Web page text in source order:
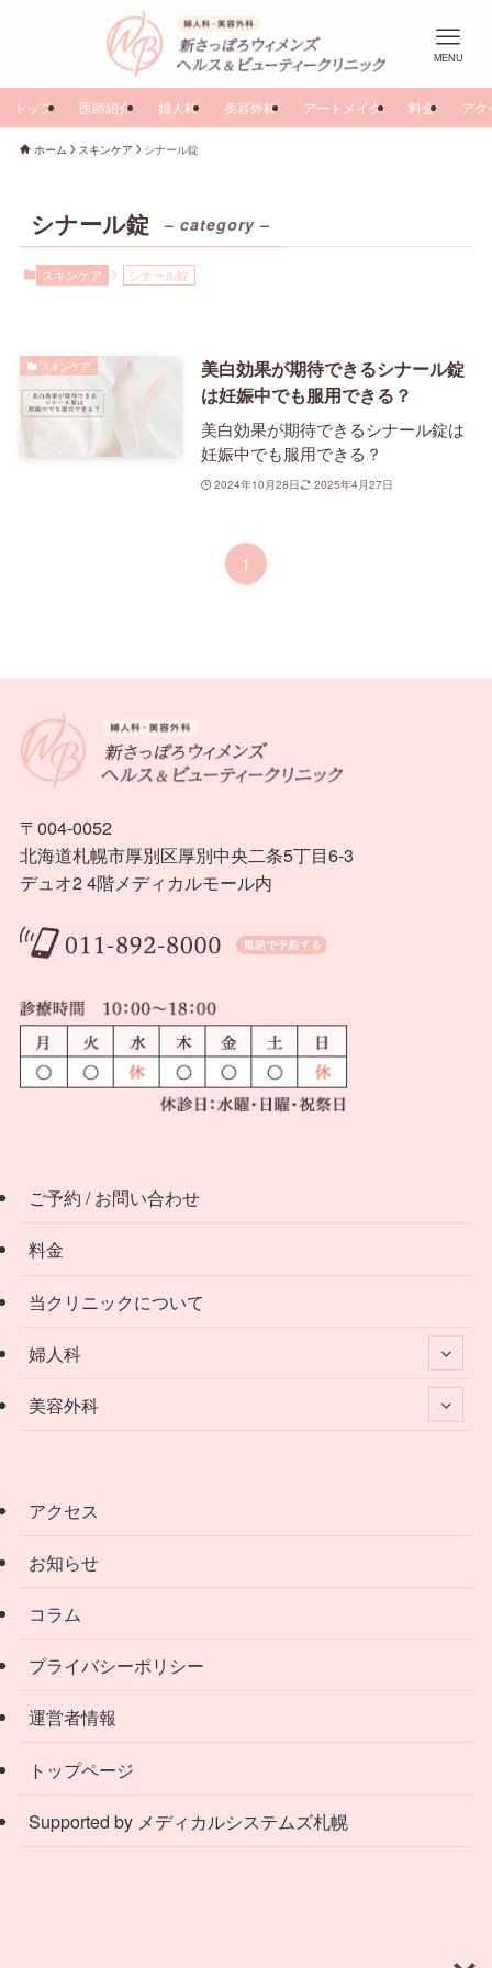
MENU
トップ 医師紹介 婦人科 美容外科 アートメイク 料金 アク
ホーム スキンケア シナール錠
シナール錠 – category –
スキンケア シナール錠
スキンケア
美白効果が期待できるシナール錠
は妊娠中でも服用できる？
美白効果が期待できるシナール錠は
妊娠中でも服用できる？
2024年10月28日 2025年4月27日
1
〒004-0052
北海道札幌市厚別区厚別中央二条5丁目6-3
デュオ2 4階メディカルモール内
ご予約 / お問い合わせ
料金
当クリニックについて
婦人科
美容外科
アクセス
お知らせ
コラム
プライバシーポリシー
運営者情報
トップページ
Supported by メディカルシステムズ札幌